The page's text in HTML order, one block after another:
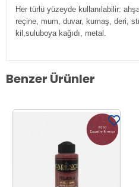
Her türlü yüzeyde kullanılabilir:
reçine, mum, duvar, kumaş, deri,
kil,suluboya kağıdı, metal.
Benzer Ürünler